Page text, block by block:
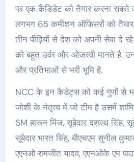
पर एक कैंडिडेट को तैयार करना सबसे
लगभग 65 कमीशन ऑफिसरों को
तीन पीढ़ियों से देश को अपनी सेवा दे
को बहुत उर्वर और ओजस्वी मानते है.
और प्रतिभाओं से भरी भूमि है.
NCC के इन कैडेट्स को कई गुणों से
जोशी के नेतृत्व में जो टीम है उसमें
SM हारून मिंज, सूबेदार दशरथ सिंह,
सूबेदार भारत सिंह, बीएचएम सुनील
एएनओ रामजीत यादव, एएनओके एम